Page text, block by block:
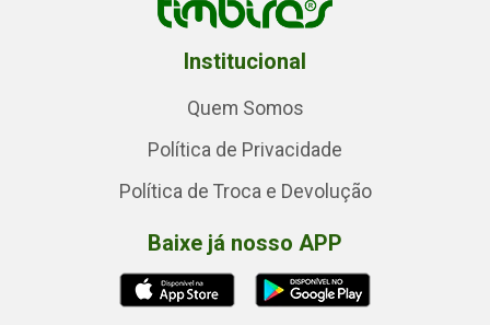
Institucional
Quem Somos
Política de Privacidade
Política de Troca e Devolução
Baixe já nosso APP